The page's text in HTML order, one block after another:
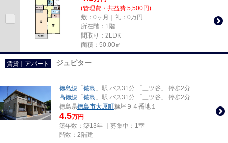
(管理費・共益費 5,500円)
敷：0ヶ月｜礼：0万円
所在階：1階
間取り：2LDK
面積：50.00㎡
賃貸｜アパート ジュピター
徳島線 「 徳島 」駅 バス31分 「三ツ谷」 停歩2分
高徳線 「 徳島 」駅 バス31分 「三ツ谷」 停歩2分
徳島県徳島市大原町糠坪９４番地１
4.5万円
築年数：築13年 ｜募集中： 1室
階数：2階建